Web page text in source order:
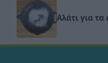
Αλάτι για